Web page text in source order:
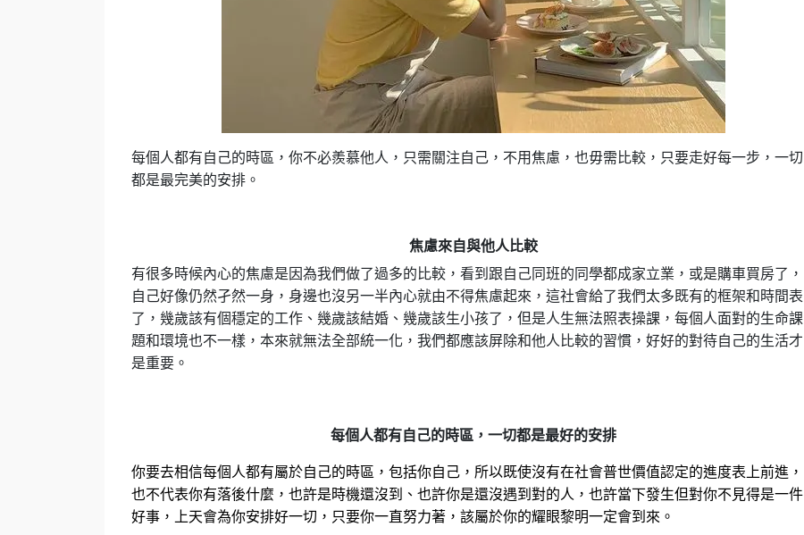
每個人都有自己的時區，你不必羨慕他人，只需關注自己，不用焦慮，也毋需比較，只要走好每一步，一切
都是最完美的安排。
焦慮來自與他人比較
有很多時候內心的焦慮是因為我們做了過多的比較，看到跟自己同班的同學都成家立業，或是購車買房了，
自己好像仍然孑然一身，身邊也沒另一半內心就由不得焦慮起來，這社會給了我們太多既有的框架和時間表
了，幾歲該有個穩定的工作、幾歲該結婚、幾歲該生小孩了，但是人生無法照表操課，每個人面對的生命課
題和環境也不一樣，本來就無法全部統一化，我們都應該屏除和他人比較的習慣，好好的對待自己的生活才
是重要。
每個人都有自己的時區，一切都是最好的安排
你要去相信每個人都有屬於自己的時區，包括你自己，所以既使沒有在社會普世價值認定的進度表上前進，
也不代表你有落後什麼，也許是時機還沒到、也許你是還沒遇到對的人，也許當下發生但對你不見得是一件
好事，上天會為你安排好一切，只要你一直努力著，該屬於你的耀眼黎明一定會到來。